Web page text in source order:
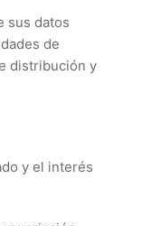
sus datos
de
distribución y
y el interés